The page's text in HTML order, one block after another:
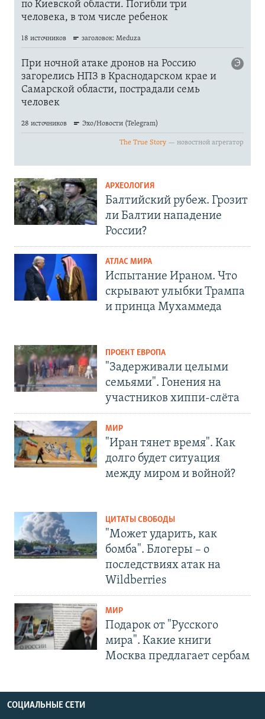
АРХЕОЛОГИЯ
Балтийский рубеж. Грозит
ли Балтии нападение
России?
АТЛАС МИРА
Испытание Ираном. Что
скрывают улыбки Трампа
и принца Мухаммеда
ПРОЕКТ ЕВРОПА
"Задерживали целыми
семьями". Гонения на
участников хиппи-слёта
МИР
"Иран тянет время". Как
долго будет ситуация
между миром и войной?
ЦИТАТЫ СВОБОДЫ
"Может ударить, как
бомба". Блогеры – о
последствиях атак на
Wildberries
МИР
Подарок от "Русского
мира". Какие книги
Москва предлагает сербам
СОЦИАЛЬНЫЕ СЕТИ